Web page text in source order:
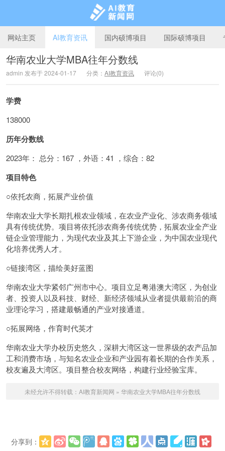
AI教育新闻网
网站主页 AI教育资讯 国内硕博项目 国际硕博项目
华南农业大学MBA往年分数线
admin 发布于 2024-01-17 分类： AI教育资讯 评论(0)
学费
138000
历年分数线
2023年： 总分：167 ，外语：41 ，综合：82
项目特色
○依托农商，拓展产业价值
华南农业大学长期扎根农业领域，在农业产业化、涉农商务领域
具有传统优势。项目将依托涉农商务传统优势，拓展农业全产业
链企业管理能力，为现代农业及其上下游企业，为中国农业现代
化培养优秀人才。
○链接湾区，描绘美好蓝图
华南农业大学紧邻广州市中心。项目立足粤港澳大湾区，为创业
者、投资人以及科技、财经、新经济领域从业者提供最前沿的商
业理论学习，搭建最畅通的产业对接通道。
○拓展网络，作育时代英才
华南农业大学办校历史悠久，深耕大湾区这一世界级的农产品加
工和消费市场，与知名农业企业和产业园有着长期的合作关系，
校友遍及大湾区。项目整合校友网络，构建行业经验宝库。
未经允许不得转载： AI教育新闻网 » 华南农业大学MBA往年分数线
分享到：